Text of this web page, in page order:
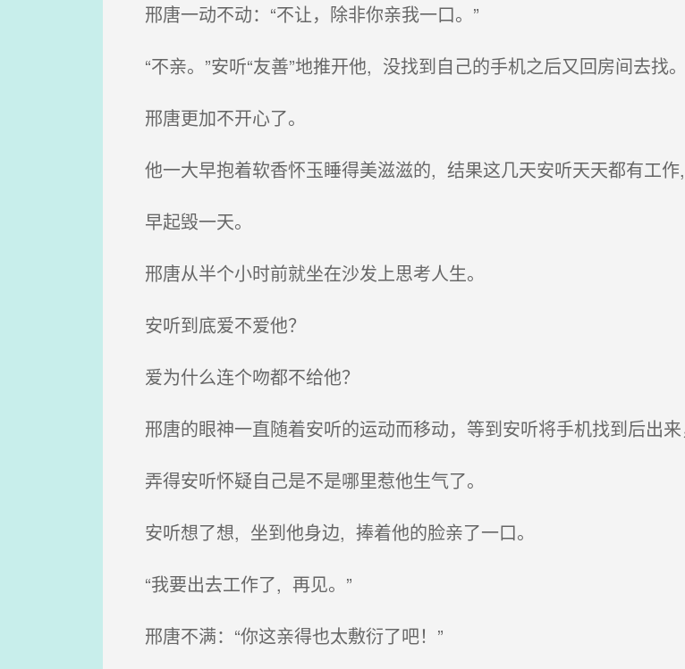
邢唐一动不动：“不让，除非你亲我一口。”
“不亲。”安听“友善”地推开他, 没找到自己的手机之后又回房间去找。
邢唐更加不开心了。
他一大早抱着软香怀玉睡得美滋滋的, 结果这几天安听天天都有工
早起毁一天。
邢唐从半个小时前就坐在沙发上思考人生。
安听到底爱不爱他？
爱为什么连个吻都不给他？
邢唐的眼神一直随着安听的运动而移动，等到安听将手机找到后出
弄得安听怀疑自己是不是哪里惹他生气了。
安听想了想, 坐到他身边, 捧着他的脸亲了一口。
“我要出去工作了, 再见。”
邢唐不满：“你这亲得也太敷衍了吧！”